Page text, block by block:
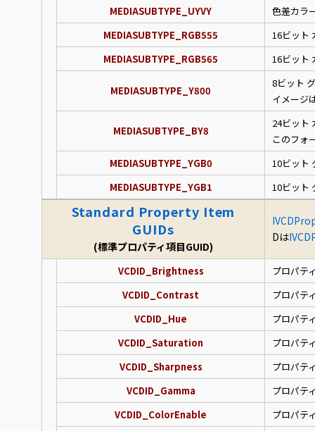
MEDIASUBTYPE_UYVY
色差カラ
MEDIASUBTYPE_RGB555
16ビット
MEDIASUBTYPE_RGB565
16ビット
MEDIASUBTYPE_Y800
8ビット
イメージ
MEDIASUBTYPE_BY8
24ビット
このフォ
MEDIASUBTYPE_YGB0
10ビット
MEDIASUBTYPE_YGB1
10ビット
Standard Property Item
GUIDs
(標準プロパティ項目GUID)
Dは
VCDID_Brightness
プロパテ
VCDID_Contrast
プロパテ
VCDID_Hue
プロパテ
VCDID_Saturation
プロパテ
VCDID_Sharpness
プロパテ
VCDID_Gamma
プロパテ
VCDID_ColorEnable
プロパテ